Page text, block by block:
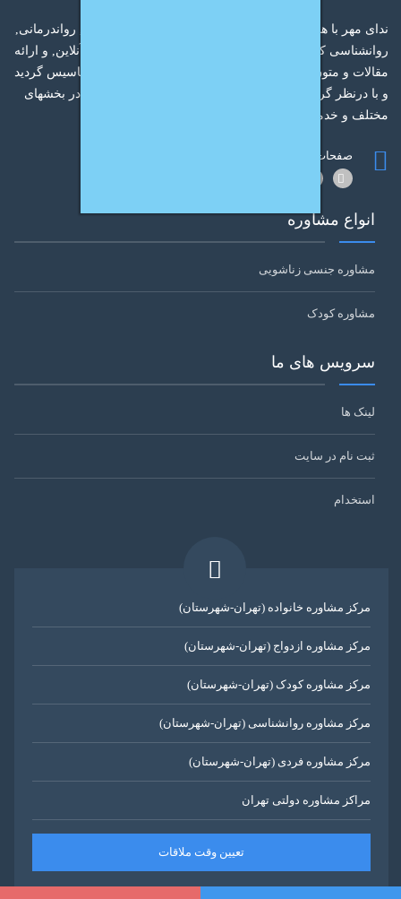
ندای مهر با هدف ارائه خدمات مشاوره خانواده, روانشناسی, رواندرمانی,
روانشناسی کودک, مشاوره ازدواج, مشاوره طلاق, مشاوره آنلاین, و ارائه
مقالات و متون با کیفیت در حوزه روانشناسی در سال 1389 تاسیس گردید
و با درنظر گرفتن نیازها و پیشنهادات کاربران در حال توسعه در بخشهای
مختلف و خدمات گوناگون مشاوره و روانشناسی می باشد
صفحات رسمی ندای مهر
انواع مشاوره
مشاوره جنسی زناشویی
مشاوره کودک
سرویس های ما
لینک ها
ثبت نام در سایت
استخدام
مرکز مشاوره خانواده (تهران-شهرستان)
مرکز مشاوره ازدواج (تهران-شهرستان)
مرکز مشاوره کودک (تهران-شهرستان)
مرکز مشاوره روانشناسی (تهران-شهرستان)
مرکز مشاوره فردی (تهران-شهرستان)
مراکز مشاوره دولتی تهران
تعیین وقت ملاقات